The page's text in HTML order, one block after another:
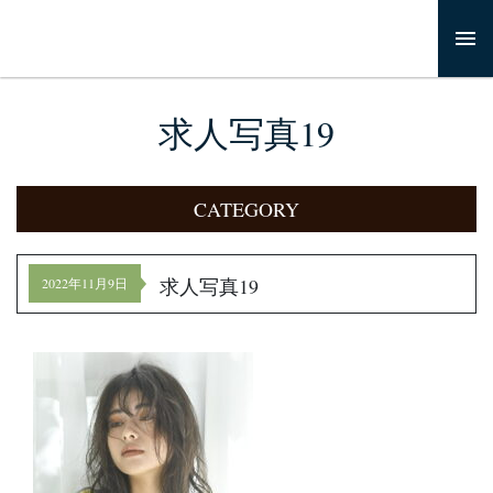
求人写真19
CATEGORY
2022年11月9日 求人写真19